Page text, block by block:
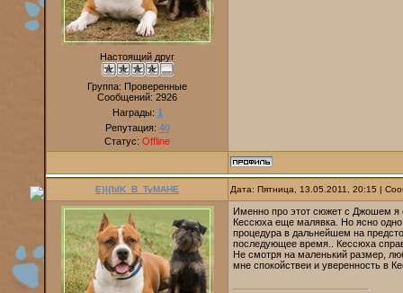
Настоящий друг
Группа: Проверенные
Сообщений: 2926
Награды: 1
Репутация: 40
Статус: Offline
E}I{bIK_B_TyMAHE Дата: Пятница, 13.05.2011, 20:15 |
Именно про этот сюжет с Джошем я
Кессюха еще малявка. Но ясно
процедура в дальнейшем на
последующее время.. Кессюха
Не смотря на маленький размер,
мне спокойствеи и уверенность в